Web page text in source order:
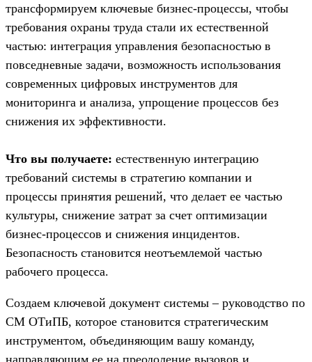
трансформируем ключевые бизнес-процессы, чтобы
требования охраны труда стали их естественной
частью: интеграция управления безопасностью в
повседневные задачи, возможность использования
современных цифровых инструментов для
мониторинга и анализа, упрощение процессов без
снижения их эффективности.
Что вы получаете: естественную интеграцию
требований системы в стратегию компании и
процессы принятия решений, что делает ее частью
культуры, снижение затрат за счет оптимизации
бизнес-процессов и снижения инцидентов.
Безопасность становится неотъемлемой частью
рабочего процесса.
Создаем ключевой документ системы – руководство по
СМ ОТиПБ, которое становится стратегическим
инструментом, объединяющим вашу команду,
направляющим ее на преодоление вызовов и